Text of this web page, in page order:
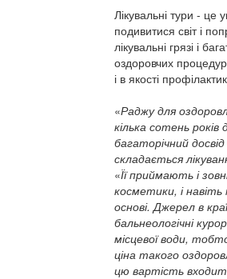
Лікувальні тури - це
подивитися світ і
лікувальні грязі і
оздоровчих
і в якості
«Раджу для
кілька сотень
багаторічний
складається
«Її приймають і
косметики, і навіть
основі. Джерел в
бальнеологічні
місцевої води,
ціна такого
цю вартість